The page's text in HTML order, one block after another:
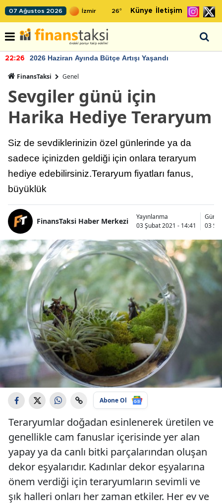
07 Ağustos 2026 26° Künye İletişim
Artışı Yaşandı 22:24 TCMB'nin
FinansTaksi Genel
Sevgiler günü için
Harika Hediye Teraryum
Siz de sevdiklerinizin özel günlerinde ya da
sadece içinizden geldiği için onlara teraryum
hediye edebilirsiniz.Teraryum fiyatları fanus,
büyüklük
FinansTaksi Haber Merkezi
Yayınlanma
03 Şubat 2021 - 14:41
03
Abone Ol
Teraryumlar doğadan esinlenerek üretilen ve
genellikle cam fanuslar içerisinde yer alan
yapay ya da canlı bitki parçalarından oluşan
dekor eşyalarıdır. Kadınlar dekor eşyalarına
önem verdiği için teraryumların sevimli ve
şık halleri onları her zaman etkiler. Her ev ve